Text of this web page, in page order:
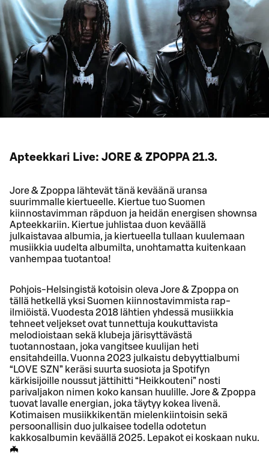
Apteekkari Live: JORE & ZPOPPA 21.3.
Jore & Zpoppa lähtevät tänä keväänä uransa
suurimmalle kiertueelle. Kiertue tuo Suomen
kiinnostavimman räpduon ja heidän energisen shownsa
Apteekkariin. Kiertue juhlistaa duon keväällä
julkaistavaa albumia, ja kiertueella tullaan kuulemaan
musiikkia uudelta albumilta, unohtamatta kuitenkaan
vanhempaa tuotantoa!
Pohjois-Helsingistä kotoisin oleva Jore & Zpoppa on
tällä hetkellä yksi Suomen kiinnostavimmista rap-
ilmiöistä. Vuodesta 2018 lähtien yhdessä musiikkia
tehneet veljekset ovat tunnettuja koukuttavista
melodioistaan sekä klubeja järisyttävästä
tuotannostaan, joka vangitsee kuulijan heti
ensitahdeilla. Vuonna 2023 julkaistu debyyttialbumi
“LOVE SZN” keräsi suurta suosiota ja Spotifyn
kärkisijoille noussut jättihitti “Heikkouteni” nosti
parivaljakon nimen koko kansan huulille. Jore & Zpoppa
tuovat lavalle energian, joka täytyy kokea livenä.
Kotimaisen musiikkikentän mielenkiintoisin sekä
persoonallisin duo julkaisee todella odotetun
kakkosalbumin keväällä 2025. Lepakot ei koskaan nuku.
🦇